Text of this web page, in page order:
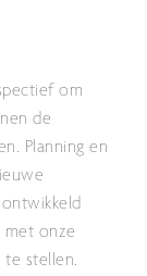
om
de
Planning en
met onze
te stellen.